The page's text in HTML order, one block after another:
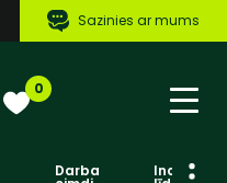
Sazinies ar mums
0
Darba